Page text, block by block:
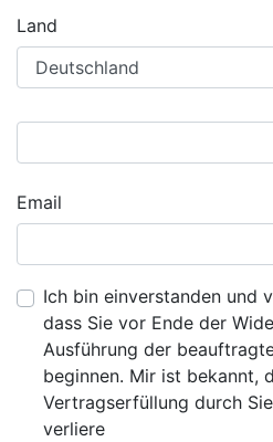
Land
Email
Ich bin einverstanden und
dass Sie vor Ende der
Ausführung der
beginnen. Mir ist bekannt,
Vertragserfüllung durch
verliere